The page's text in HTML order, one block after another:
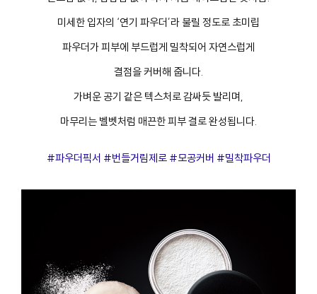
미세한 입자의 ‘연기 파우더’라 불릴 정도로 초미립
파우더가 피부에 부드럽게 밀착되어 자연스럽게
결점을 커버해 줍니다.
가벼운 공기 같은 텍스처로 감싸듯 발리며,
마무리는 벨벳처럼 매끈한 피부 결로 완성됩니다.
#파우더픽서 #번들거림제로 #모공커버 #밀착파우더